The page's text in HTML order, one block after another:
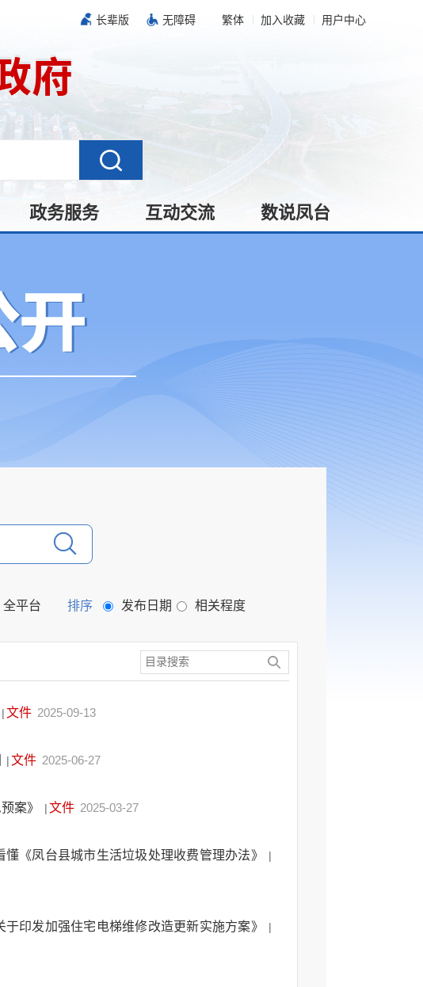
长辈版 无障碍 繁体 加入收藏 用户中心
政务服务 互动交流 数说凤台
全平台 排序 发布日期 相关程度
|文件 2025-09-13
|文件 2025-06-27
案》 |文件 2025-03-27
《凤台县城市生活垃圾处理收费管理办法》 |
印发加强住宅电梯维修改造更新实施方案》 |